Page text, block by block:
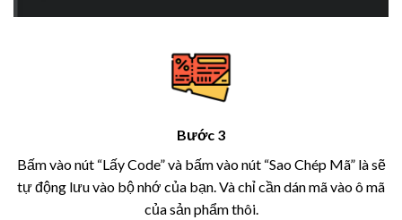
Bước 3
Bấm vào nút “Lấy Code” và bấm vào nút “Sao Chép Mã” là sẽ
tự động lưu vào bộ nhớ của bạn. Và chỉ cần dán mã vào ô mã
của sản phẩm thôi.